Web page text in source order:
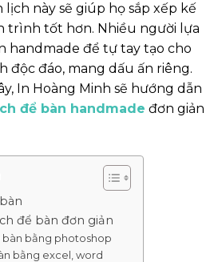
này sẽ giúp họ sắp xếp kế
trình tốt hơn. Nhiều người lựa
handmade để tự tay tạo cho
độc đáo, mang dấu ấn riêng.
In Hoàng Minh sẽ hướng dẫn
để bàn handmade đơn giản
để bàn đơn giản
bàn bằng photoshop
bằng excel, word